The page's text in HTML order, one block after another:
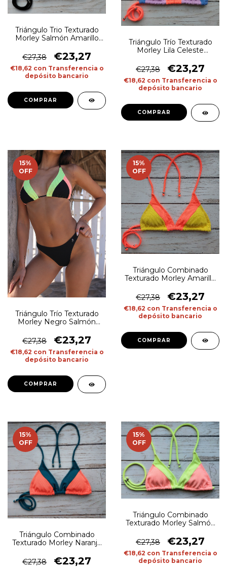
Triángulo Trio Texturado
Morley Salmón Amarillo
€27,38
€23,27
€18,62 con Transferencia o
depósito bancario
COMPRAR
Triángulo Trío Texturado
Morley Lila Celeste
€27,38
€23,27
€18,62 con Transferencia o
depósito bancario
COMPRAR
15%
OFF
Triángulo Trío Texturado
Morley Negro Salmón
€27,38
€23,27
€18,62 con Transferencia o
depósito bancario
COMPRAR
15%
OFF
Triángulo Combinado
Texturado Morley Amarillo
€27,38
€23,27
€18,62 con Transferencia o
depósito bancario
COMPRAR
15%
OFF
Triángulo Combinado
Texturado Morley Naranja
€27,38
€23,27
15%
OFF
Triángulo Combinado
Texturado Morley Salmón
€27,38
€23,27
€18,62 con Transferencia o
depósito bancario